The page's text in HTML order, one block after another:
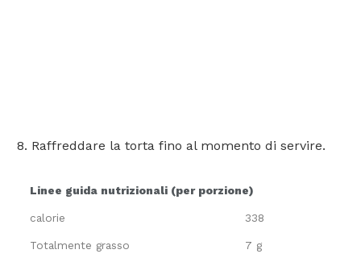
Raffreddare la torta fino al momento di servire.
Linee guida nutrizionali (per porzione)
calorie 338
Totalmente grasso 7 g